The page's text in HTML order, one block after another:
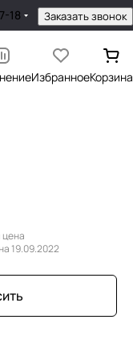
18 Заказать звонок
ИзбранноеКорзина
19.09.2022